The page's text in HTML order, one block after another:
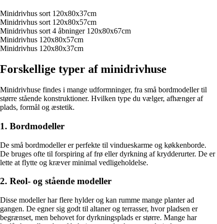
Minidrivhus sort 120x80x37cm
Minidrivhus sort 120x80x57cm
Minidrivhus sort 4 åbninger 120x80x67cm
Minidrivhus 120x80x57cm
Minidrivhus 120x80x37cm
Forskellige typer af minidrivhuse
Minidrivhuse findes i mange udformninger, fra små bordmodeller til
større stående konstruktioner. Hvilken type du vælger, afhænger af
plads, formål og æstetik.
1. Bordmodeller
De små bordmodeller er perfekte til vindueskarme og køkkenborde.
De bruges ofte til forspiring af frø eller dyrkning af krydderurter. De er
lette at flytte og kræver minimal vedligeholdelse.
2. Reol- og stående modeller
Disse modeller har flere hylder og kan rumme mange planter ad
gangen. De egner sig godt til altaner og terrasser, hvor pladsen er
begrænset, men behovet for dyrkningsplads er større. Mange har